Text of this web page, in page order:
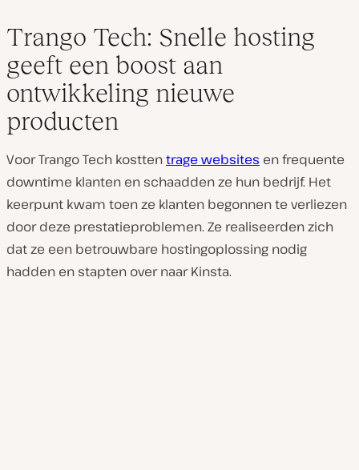
Trango Tech: Snelle hosting
geeft een boost aan
ontwikkeling nieuwe
producten
Voor Trango Tech kosttentrage websites en frequente
downtime klanten en schaadden ze hun bedrijf. Het
keerpunt kwam toen ze klanten begonnen te verliezen
door deze prestatieproblemen. Ze realiseerden zich
dat ze een betrouwbare hostingoplossing nodig
hadden en stapten over naar Kinsta.